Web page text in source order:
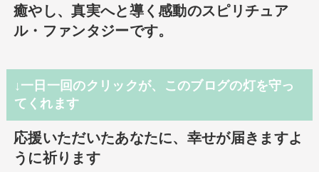
癒やし、真実へと導く感動のスピリチュア
ル・ファンタジーです。
↓一日一回のクリックが、このブログの灯を守っ
てくれます
応援いただいたあなたに、幸せが届きますよ
うに祈ります